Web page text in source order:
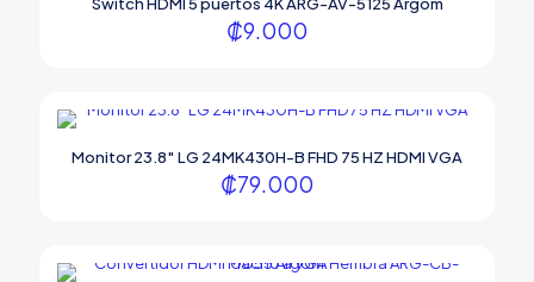
₡9.000
Monitor 23.8″ LG 24MK430H-B FHD 75 HZ HDMI VGA
₡79.000